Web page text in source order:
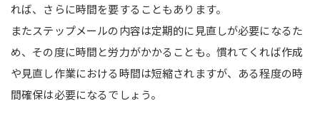
れば、さらに時間を要することもあります。
またステップメールの内容は定期的に見直しが必要になるた
め、その度に時間と労力がかかることも。慣れてくれば作成
や見直し作業における時間は短縮されますが、ある程度の時
間確保は必要になるでしょう。